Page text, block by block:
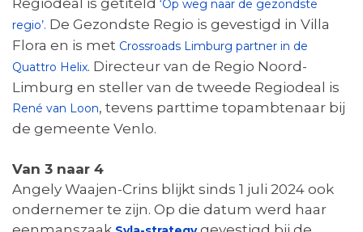
Regiodeal is getiteld ‘Op weg naar de gezondste
regio’. De Gezondste Regio is gevestigd in Villa
Flora en is met Crossroads Limburg partner in de
Quattro Helix. Directeur van de Regio Noord-
Limburg en steller van de tweede Regiodeal is
René van Loon, tevens parttime topambtenaar bij
de gemeente Venlo.
Van 3 naar 4
Angely Waajen-Crins blijkt sinds 1 juli 2024 ook
ondernemer te zijn. Op die datum werd haar